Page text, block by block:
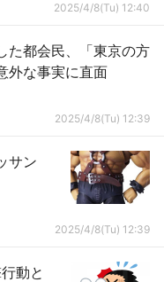
2025/4/8(Tu) 12:40
た都会民、「東京の方
外な事実に直面
2025/4/8(Tu) 12:39
サン
2025/4/8(Tu) 12:39
動と